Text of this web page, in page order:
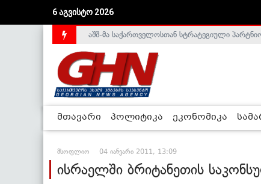
6 აგვისტო 2026
საქართველოს დე-ფაქტო მთავრობა
აშშ-მა საქართველოსთან სტრატეგიული
მთავარი პოლიტიკა ეკონომიკა
მსოფლიო 04 იანვარი 2011, 13:09
ისრაელში ბრიტანეთის